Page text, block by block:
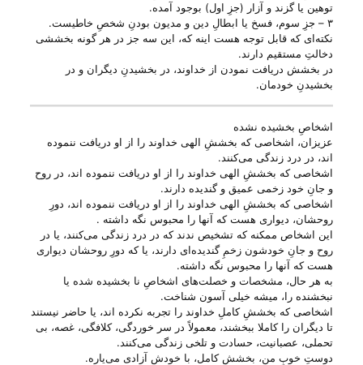
توهین یا گزند و آزار (جزِ اول) بوجود آمده.
۳ – جزِ سوم، فسخ یا ابطالِ دین و مدیون بودنِ شخصِ خاطیست.
نکته‌ای که قابل توجه هست اینه که، این سه جز در هر گونه بخششی
دخالتِ مستقیم دارند.
در بخشش دریافت نمودن از خداوند، در بخشیدنِ دیگران و در
بخشیدنِ خودمان.
اشخاصِ بخشیده نشده
عزیزان، اشخاصی که بخششِ الهی خداوند را از او دریافت ننموده
ا‌ند، در درد زندگی می‌‌کنند.
اشخاصی که بخششِ الهی خداوند را از او دریافت ننموده ا‌ند، در روح
و جانِ خود زخمی عمیق و گندیده دارند.
اشخاصی که بخششِ الهی خداوند را از او دریافت ننموده ا‌ند، دورِ
روحشان، دیواری هست که آنها را محبوس نگه داشته .
این اشخاص ممکنه که تشخیص ندند که در درد زندگی می‌‌کنند، یا در
روح و جانِ خودشون زخمِ گندیده‌ای دارند، یا که دورِ روحشان دیواری
هست که آنها را محبوس نگه داشته.
به هر حال، مشخصات و خصلت‌های اشخاصِ نا بخشیده شده یا
نبخشنده را، میشه خیلی آسون شناخت.
اشخاصی که بخششِ کاملِ خداوند را تجربه نکرده ا‌ند، یا حاضر نیستند
تا دیگران را کاملا ببخشند، معمولاً در سر خوردگی، کلافگی، غصه، بی‌
تحملی، عصبانیت، حسادت و تلخی زندگی می‌‌کنند.
دوستِ خوبِ من، بخششِ کامل، با خودش آزادی می‌‌یاره.